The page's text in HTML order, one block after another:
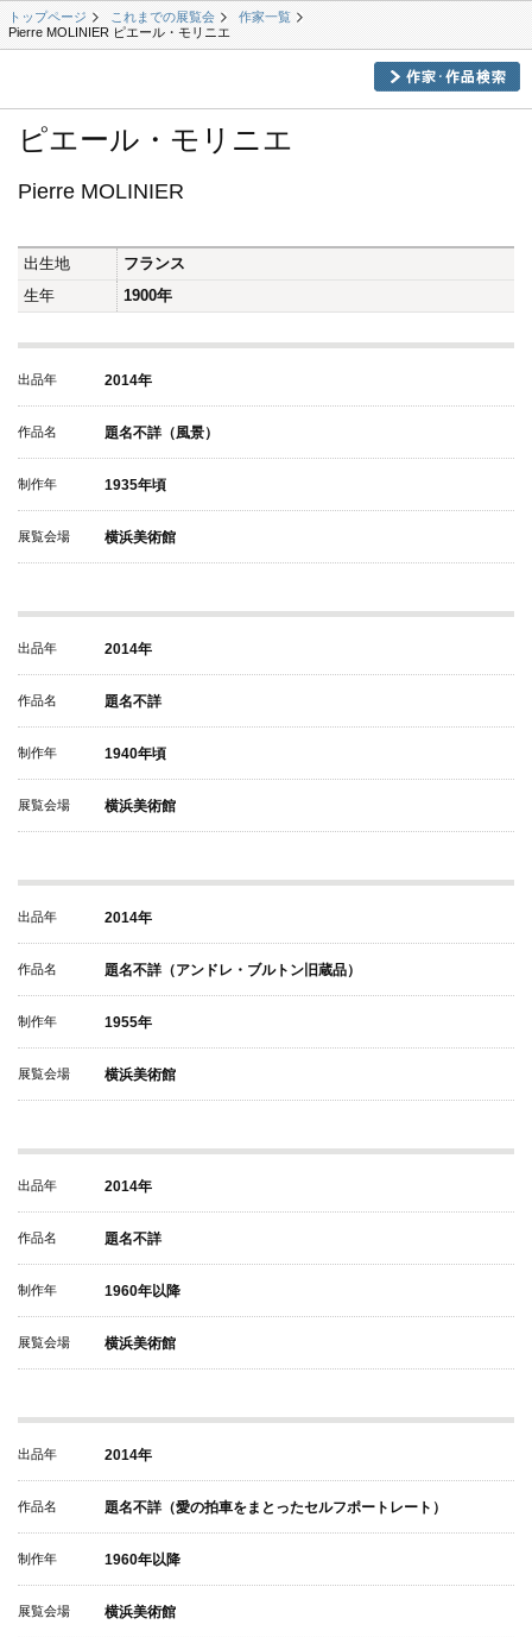
トップページ これまでの展覧会
作家一覧
Pierre MOLINIER ピエール・モリニエ
ピエール・モリニエ
Pierre MOLINIER
出生地
フランス
生年
1900年
出品年 2014年
作品名 題名不詳（風景）
制作年 1935年頃
展覧会場 横浜美術館
出品年 2014年
作品名 題名不詳
制作年 1940年頃
展覧会場 横浜美術館
出品年 2014年
作品名 題名不詳（アンドレ・ブルトン旧蔵品）
制作年 1955年
展覧会場 横浜美術館
出品年 2014年
作品名 題名不詳
制作年 1960年以降
展覧会場 横浜美術館
出品年 2014年
作品名 題名不詳（愛の拍車をまとったセルフポートレート）
制作年 1960年以降
展覧会場 横浜美術館